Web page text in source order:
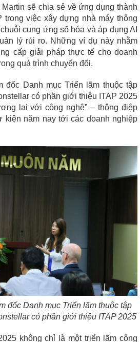
sẽ chia sẻ về ứng dụng thành
trong việc xây dựng nhà máy thông
cung ứng số hóa và áp dụng AI
lý rủi ro. Những ví dụ này nhằm
cấp giải pháp thực tế cho doanh
quá trình chuyển đổi.
đốc Danh mục Triển lãm thuộc tập
có phần giới thiệu ITAP 2025
lai với công nghệ” – thông điệp
kiện năm naytới các doanh nghiệp
đốc Danh mục Triển lãm thuộc tập
có phần giới thiệu ITAP 2025
không chỉ là một triển lãm công